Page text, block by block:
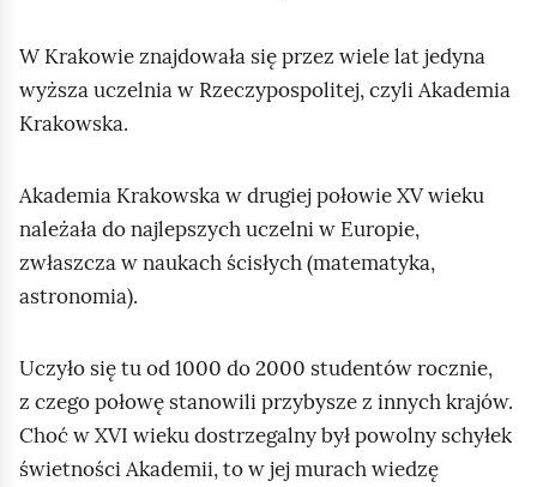
ź
.
o
W Krakowie znajdowała się przez wiele lat jedyna
wyższa uczelnia w Rzeczypospolitej, czyli Akademia
Krakowska.
Akademia Krakowska w drugiej połowie XV wieku
należała do najlepszych uczelni w Europie,
zwłaszcza w naukach ścisłych (matematyka,
astronomia).
Uczyło się tu od 1000 do 2000 studentów rocznie,
z czego połowę stanowili przybysze z innych krajów.
Choć w XVI wieku dostrzegalny był powolny schyłek
świetności Akademii, to w jej murach wiedzę